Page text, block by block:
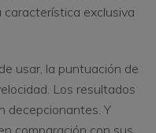
exclusiva
usar, la puntuación de
Los resultados
decepcionantes. Y
comparación con sus